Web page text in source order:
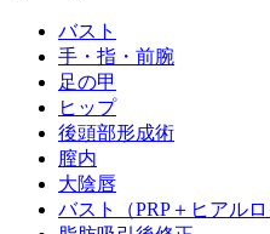
バスト
手・指・前腕
足の甲
ヒップ
後頭部形成術
膣内
大陰唇
バスト（PRP＋ヒアルロ